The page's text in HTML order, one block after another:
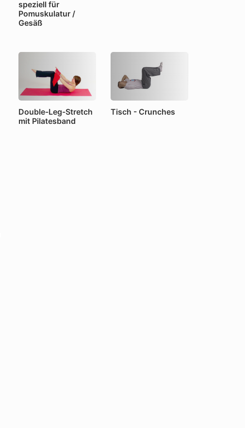
speziell für
Pomuskulatur /
Gesäß
Double-Leg-Stretch
mit Pilatesband
Tisch - Crunches